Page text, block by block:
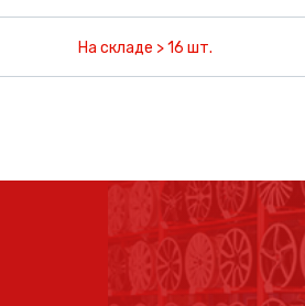
На складе > 16 шт.